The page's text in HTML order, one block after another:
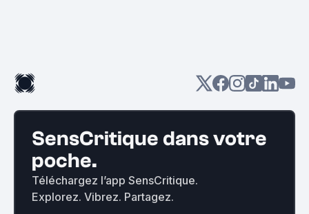
SensCritique dans votre
poche.
Téléchargez l’app SensCritique.
Explorez. Vibrez. Partagez.